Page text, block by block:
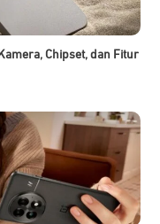
Chipset, dan Fitur